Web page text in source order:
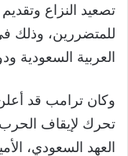
تصعيد النزاع
للمتضررين، وذلك
العربية السعودية
وكان ترامب قد
تحرك لإيقاف
العهد السعودي،